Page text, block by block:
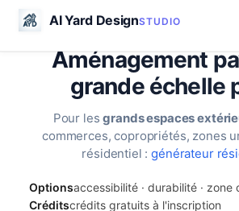
AI Yard DesignSTUDIO
Aménagement
grande échelle
Pour lesgrands espaces
commerces, copropriétés, zones
résidentiel :générateur
Optionsaccessibilité · durabilité · zone
Créditscrédits gratuits à l'inscription